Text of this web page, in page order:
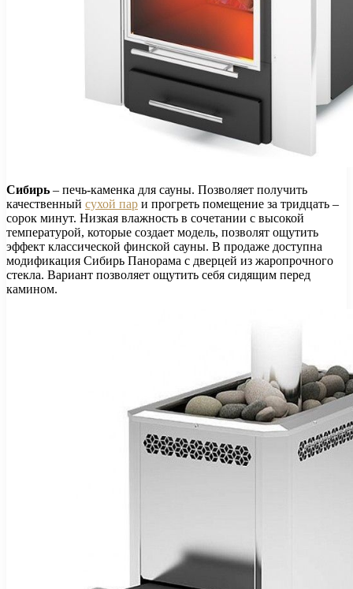
Сибирь – печь-каменка для сауны. Позволяет получить
качественный сухой пар и прогреть помещение за тридцать –
сорок минут. Низкая влажность в сочетании с высокой
температурой, которые создает модель, позволят ощутить
эффект классической финской сауны. В продаже доступна
модификация Сибирь Панорама с дверцей из жаропрочного
стекла. Вариант позволяет ощутить себя сидящим перед
камином.